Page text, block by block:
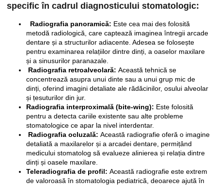
specific în cadrul diagnosticului stomatologic:
Radiografia panoramică: Este cea mai des folosită
metodă radiologică, care captează imaginea întregii arcade
dentare și a structurilor adiacente. Adesea se folosește
pentru examinarea relațiilor dintre dinți, a oaselor maxilare
și a sinusurilor paranazale.
Radiografia retroalveolară: Această tehnică se
concentrează asupra unui dinte sau a unui grup mic de
dinți, oferind imagini detaliate ale rădăcinilor, osului alveolar
și țesuturilor din jur.
Radiografia interproximală (bite-wing): Este folosită
pentru a detecta cariile existente sau alte probleme
stomatologice ce apar la nivel interdentar.
Radiografia ocluzală: Această radiografie oferă o imagine
detaliată a maxilarelor și a arcadei dentare, permițând
medicului stomatolog să evalueze alinierea și relația dintre
dinți și oasele maxilare.
Teleradiografia de profil: Această radiografie este extrem
de valoroasă în stomatologia pediatrică, deoarece ajută în